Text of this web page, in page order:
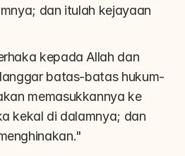
dan itulah kejayaan
kepada Allah dan
batas-batas hukum-
memasukkannya ke
kekal di dalamnya; dan